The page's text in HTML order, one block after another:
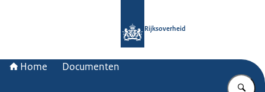
Rijksoverheid
Home Documenten